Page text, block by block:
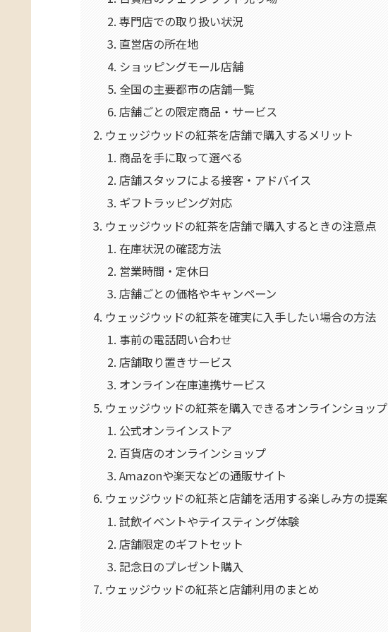
専門店での取り扱い状況
直営店の所在地
ショッピングモール店舗
全国の主要都市の店舗一覧
店舗ごとの限定商品・サービス
ウェッジウッドの紅茶を店舗で購入するメリット
商品を手に取って選べる
店舗スタッフによる接客・アドバイス
ギフトラッピング対応
ウェッジウッドの紅茶を店舗で購入するときの注意点
在庫状況の確認方法
営業時間・定休日
店舗ごとの価格やキャンペーン
ウェッジウッドの紅茶を確実に入手したい場合の方法
事前の電話問い合わせ
店舗取り置きサービス
オンライン在庫連携サービス
ウェッジウッドの紅茶を購入できるオンラインショップ
公式オンラインストア
百貨店のオンラインショップ
Amazonや楽天などの通販サイト
ウェッジウッドの紅茶と店舗を活用する楽しみ方の提案
試飲イベントやテイスティング体験
店舗限定のギフトセット
記念日のプレゼント購入
ウェッジウッドの紅茶と店舗利用のまとめ